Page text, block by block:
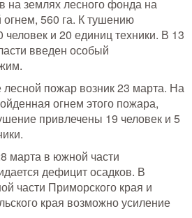
на землях лесного фонда на
560 га. К тушению
и 20 единиц техники. В 13
введен особый
пожар возник 23 марта. На
огнем этого пожара,
привлечены 19 человек и 5
марта в южной части
дефицит осадков. В
части Приморского края и
края возможно усиление